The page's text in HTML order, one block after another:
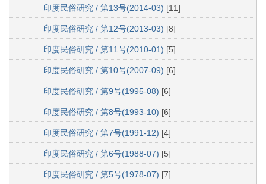
印度民俗研究 / 第13号(2014-03) [11]
印度民俗研究 / 第12号(2013-03) [8]
印度民俗研究 / 第11号(2010-01) [5]
印度民俗研究 / 第10号(2007-09) [6]
印度民俗研究 / 第9号(1995-08) [6]
印度民俗研究 / 第8号(1993-10) [6]
印度民俗研究 / 第7号(1991-12) [4]
印度民俗研究 / 第6号(1988-07) [5]
印度民俗研究 / 第5号(1978-07) [7]